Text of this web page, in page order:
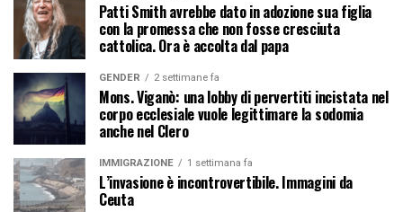
Patti Smith avrebbe dato in adozione sua figlia
con la promessa che non fosse cresciuta
cattolica. Ora è accolta dal papa
GENDER 2 settimane fa
Mons. Viganò: una lobby di pervertiti incistata nel
corpo ecclesiale vuole legittimare la sodomia
anche nel Clero
IMMIGRAZIONE 1 settimana fa
L’invasione è incontrovertibile. Immagini da
Ceuta